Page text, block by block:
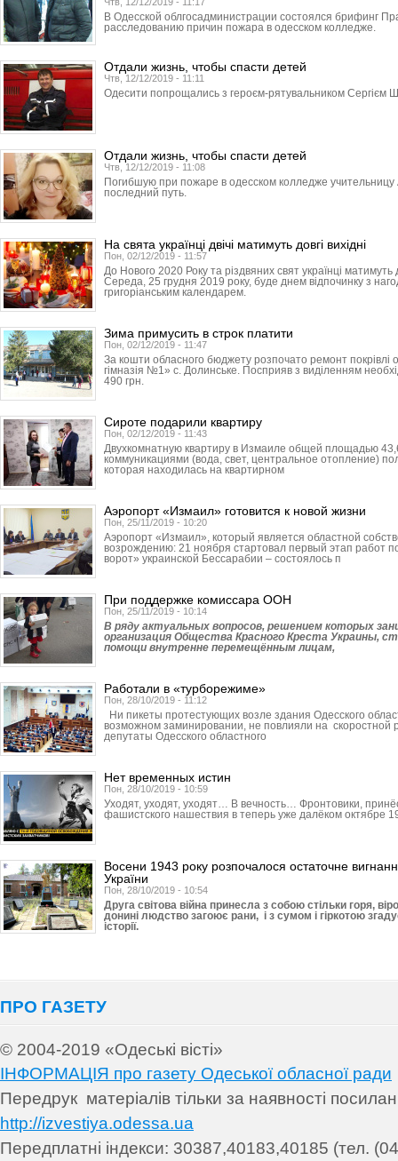
В Одесской облгосадми­нист­рации состоялся брифинг
расследованию причин пожара в одесском колледже.
Отдали жизнь, чтобы спасти детей
Чтв, 12/12/2019 - 11:11
Одесити попрощались з героєм-рятувальником Сергієм
Отдали жизнь, чтобы спасти детей
Чтв, 12/12/2019 - 11:08
Погибшую при пожаре в одесском колледже
последний путь.
На свята українці двічі матимуть довгі вихідні
Пон, 02/12/2019 - 11:57
До Нового 2020 Року та різдвяних свят українці матимуть
Середа, 25 грудня 2019 року, буде днем відпочинку з
григоріанським календарем.
Зима примусить в строк платити
Пон, 02/12/2019 - 11:47
За кошти обласного бюджету розпочато ремонт покрівлі
гімназія №1» с. Долинське. Посприяв з виділенням
490 грн.
Сироте подарили квартиру
Пон, 02/12/2019 - 11:43
Двухкомнатную квартиру в Измаиле общей площадью
коммуникациями (вода, свет, центральное отопление)
которая находилась на квартирном
Аэропорт «Измаил» готовится к новой жизни
Пон, 25/11/2019 - 10:20
Аэропорт «Измаил», который является областной
возрождению: 21 ноября стартовал первый этап работ
ворот» украинской Бессарабии – состоялось п
При поддержке комиссара ООН
Пон, 25/11/2019 - 10:14
В ряду актуальных вопросов, решением которых
организация Общества Красного Креста Украины,
помощи внутренне перемещённым лицам,
Работали в «турборежиме»
Пон, 28/10/2019 - 11:12
Ни пикеты протестующих возле здания Одесского
возможном заминировании, не повлияли на скоростной
депутаты Одесского областного
Нет временных истин
Пон, 28/10/2019 - 10:59
Уходят, уходят, уходят… В вечность… Фронтовики,
фашистского нашествия в теперь уже далёком октябре
Восени 1943 року розпочалося остаточне
України
Пон, 28/10/2019 - 10:54
Друга світова війна принесла з собою стільки горя,
донині людство загоює рани, і з сумом і гіркотою
історії.
ПРО ГАЗЕТУ
© 2004-2019 «Одеські вісті»
ІНФОРМАЦІЯ про газету Одеської обласної ради
Передрук матеріалів тільки за наявності
http://izvestiya.odessa.ua
Передплатні індекси: 30387,40183,40185 (тел.